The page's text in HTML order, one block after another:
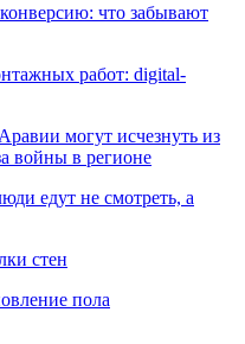
что забывают
работ: digital-
могут исчезнуть из
войны в регионе
едут не смотреть, а
стен
пола